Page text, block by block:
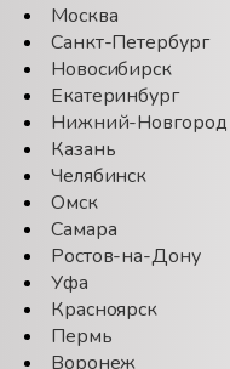
Москва
Санкт-Петербург
Новосибирск
Екатеринбург
Нижний-Новгород
Казань
Челябинск
Омск
Самара
Ростов-на-Дону
Уфа
Красноярск
Пермь
Воронеж